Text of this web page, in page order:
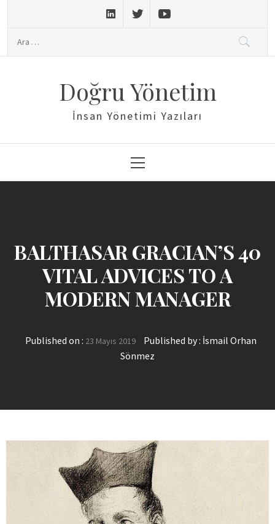
content
Doğru Yönetim
İnsan Yönetimi Yazıları
Menu
BALTHASAR GRACIAN’S 40
VITAL ADVICES TO A
MODERN MANAGER
Published on : 23 Mayıs 2019 Published by : İsmail Orhan
Sönmez